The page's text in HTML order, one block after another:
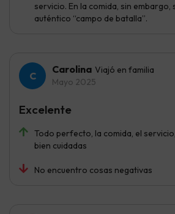
servicio. En la comida, sin embargo,
auténtico “campo de batalla”.
Carolina Viajó en familia
Mayo 2025
Todo perfecto, la comida, el
bien cuidadas
No encuentro cosas negativas
Excelente